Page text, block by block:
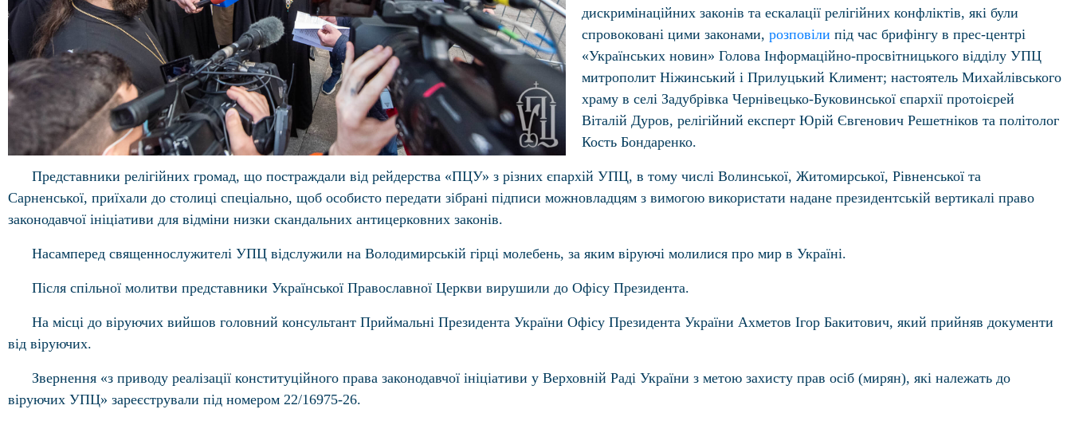
дискримінаційних законів та ескалації релігійних конфліктів, які були
спровоковані цими законами, розповіли під час брифінгу в прес-центрі
«Українських новин» Голова Інформаційно-просвітницького відділу УПЦ
митрополит Ніжинський і Прилуцький Климент; настоятель Михайлівського
храму в селі Задубрівка Чернівецько-Буковинської єпархії протоієрей
Віталій Дуров, релігійний експерт Юрій Євгенович Решетніков та політолог
Кость Бондаренко.
Представники релігійних громад, що постраждали від рейдерства «ПЦУ» з різних єпархій УПЦ, в тому числі Волинської, Житомирської, Рівненської та
Сарненської, приїхали до столиці спеціально, щоб особисто передати зібрані підписи можновладцям з вимогою використати надане президентській вертикалі право
законодавчої ініціативи для відміни низки скандальних антицерковних законів.
Насамперед священнослужителі УПЦ відслужили на Володимирській гірці молебень, за яким віруючі молилися про мир в Україні.
Після спільної молитви представники Української Православної Церкви вирушили до Офісу Президента.
На місці до віруючих вийшов головний консультант Приймальні Президента України Офісу Президента України Ахметов Ігор Бакитович, який прийняв документи
від віруючих.
Звернення «з приводу реалізації конституційного права законодавчої ініціативи у Верховній Раді України з метою захисту прав осіб (мирян), які належать до
віруючих УПЦ» зареєстрували під номером 22/16975-26.